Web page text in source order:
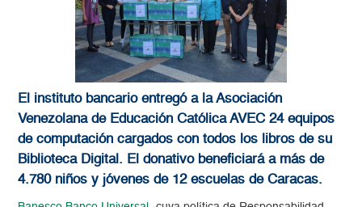
El instituto bancario entregó a la Asociación
Venezolana de Educación Católica AVEC 24 equipos
de computación cargados con todos los libros de su
Biblioteca Digital. El donativo beneficiará a más de
4.780 niños y jóvenes de 12 escuelas de Caracas.